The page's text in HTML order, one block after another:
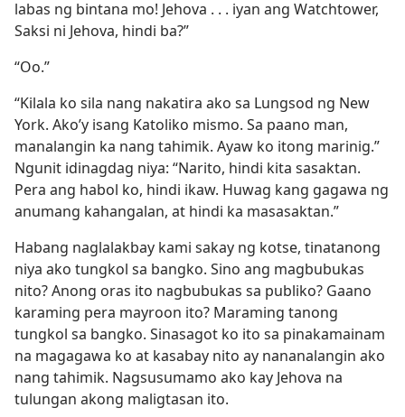
labas ng bintana mo! Jehova . . . iyan ang Watchtower,
Saksi ni Jehova, hindi ba?”
“Oo.”
“Kilala ko sila nang nakatira ako sa Lungsod ng New
York. Ako’y isang Katoliko mismo. Sa paano man,
manalangin ka nang tahimik. Ayaw ko itong marinig.”
Ngunit idinagdag niya: “Narito, hindi kita sasaktan.
Pera ang habol ko, hindi ikaw. Huwag kang gagawa ng
anumang kahangalan, at hindi ka masasaktan.”
Habang naglalakbay kami sakay ng kotse, tinatanong
niya ako tungkol sa bangko. Sino ang magbubukas
nito? Anong oras ito nagbubukas sa publiko? Gaano
karaming pera mayroon ito? Maraming tanong
tungkol sa bangko. Sinasagot ko ito sa pinakamainam
na magagawa ko at kasabay nito ay nananalangin ako
nang tahimik. Nagsusumamo ako kay Jehova na
tulungan akong maligtasan ito.